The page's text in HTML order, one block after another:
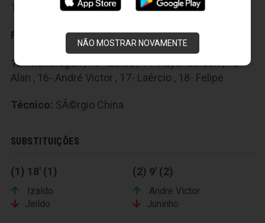
NÃO MOSTRAR NOVAMENTE
10- Fabiano , 11- Alexon
Reservas:
12- Mondragon , 13- Izaldo , 14- Rayanderson , 15-
Alan , 16- André Victor , 17- Laércio , 18- Felipe
Técnico: SÃ©rgio China
SUBSTITUIÇÕES
(1) 18' (1)
Izaldo
Jaildo
(2) 9' (2)
Andre Victor
Juninho